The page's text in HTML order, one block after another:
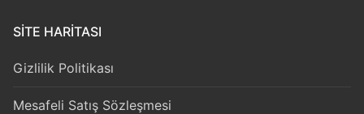
SITE HARITASI
Gizlilik Politikası
Mesafeli Satış Sözleşmesi